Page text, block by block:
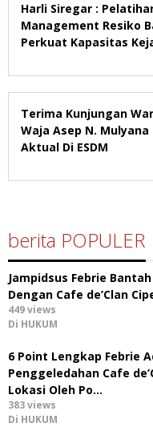
Harli Siregar :
Management Resiko
Perkuat Kapasitas
Terima Kunjungan
Waja Asep N. Mulyana
Aktual Di ESDM
berita POPULER
Jampidsus Febrie
Dengan Cafe de’Clan
449 views
Di HUKUM
6 Point Lengkap Febrie
Penggeledahan Cafe
Lokasi Oleh Po…
383 views
Di HUKUM